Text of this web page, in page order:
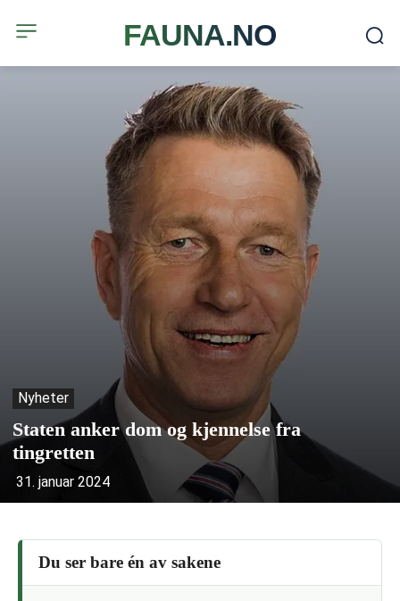
FAUNA.NO
Nyheter
Staten anker dom og kjennelse fra
tingretten
31. januar 2024
Du ser bare én av sakene